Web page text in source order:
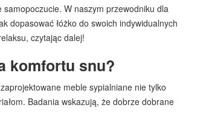
W naszym przewodniku dla
dopasować łóżko do swoich indywidualnych
czytając dalej!
komfortu snu?
meble sypialniane nie tylko
Badania wskazują, że dobrze dobrane